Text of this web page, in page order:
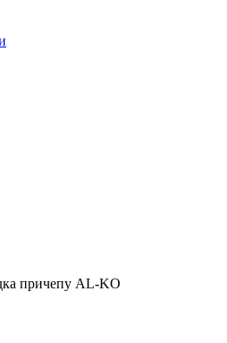
причепу AL-KO